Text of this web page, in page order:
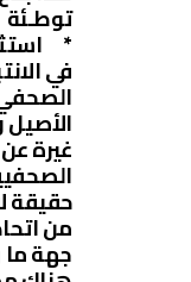
توطـئة
*
في
غيرة
حقيقة
من
جهة ما